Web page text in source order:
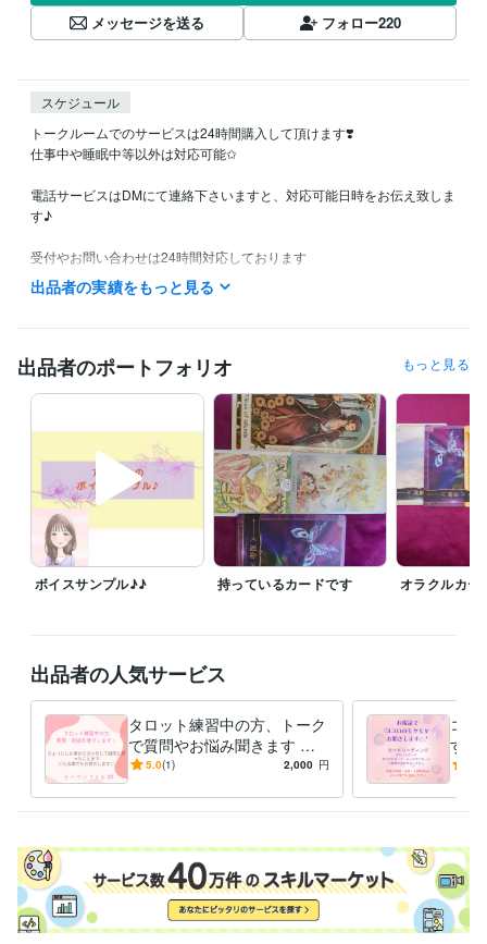
メッセージを送る フォロー220
スケジュール
トークルームでのサービスは24時間購入して頂けます❣️
仕事中や睡眠中等以外は対応可能✩
電話サービスはDMにて連絡下さいますと、対応可能日時をお伝え致しま
す♪
受付やお問い合わせは24時間対応しております
お待たせしないようスムーズな対応を心掛けていますので、よろしくお
願いいたします(*´︶`*)
資格・検定
得意分野
占い 恋愛 仕事 人間関係 なんでも
悩み相談・カウンセリング 傾聴・相談・雑談
愚痴 雑談 惚気 趣味
出品者の実績をもっと見る
出品者のポートフォリオ もっと見る
ボイスサンプル♪♪ 持っているカードです オラクルカー
出品者の人気サービス
タロット練習中の方、トーク
で質問やお悩み聞きます 練
習していて困ったことを、お
5.0(1) 2,000 円
ココ
す
軽